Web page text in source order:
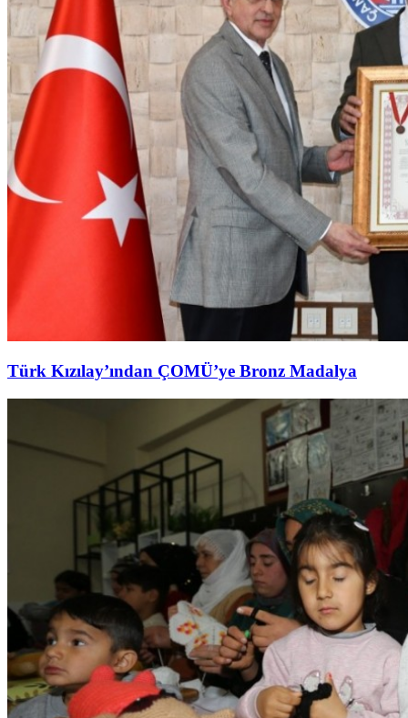
Türk Kızılay’ından ÇOMÜ’ye Bronz Madalya